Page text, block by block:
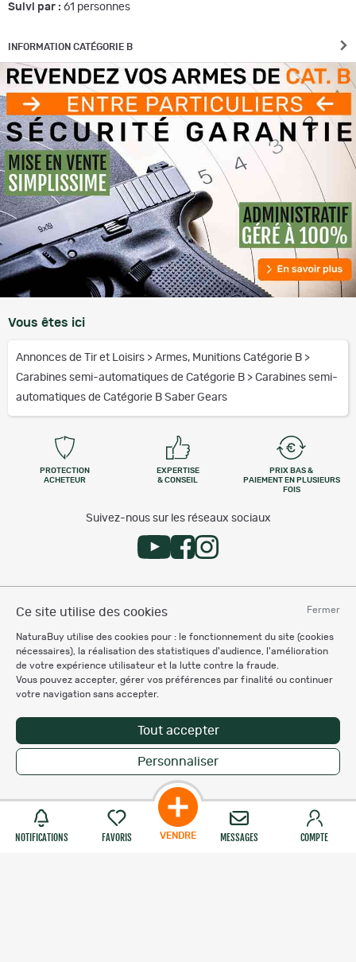
Fermer
Ce site utilise des cookies
NaturaBuy utilise des cookies pour : le fonctionnement du site (cookies
nécessaires), la réalisation des statistiques d'audience, l'amélioration
de votre expérience utilisateur et la lutte contre la fraude.
Vous pouvez accepter, gérer vos préférences par finalité ou continuer
votre navigation sans accepter.
Tout accepter
Personnaliser
NOTIFICATIONS FAVORIS VENDRE MESSAGES COMPTE
Suivi par : 61 personnes
INFORMATION CATÉGORIE B
Vous êtes ici
Annonces de Tir et Loisirs > Armes, Munitions Catégorie B >
Carabines semi-automatiques de Catégorie B > Carabines semi-
automatiques de Catégorie B Saber Gears
PROTECTION
ACHETEUR
EXPERTISE
& CONSEIL
PRIX BAS &
PAIEMENT EN PLUSIEURS
FOIS
Suivez-nous sur les réseaux sociaux
Besoin d'aide
Espace Professionnel
Chronocarpe Ardent pêche
Informations légales